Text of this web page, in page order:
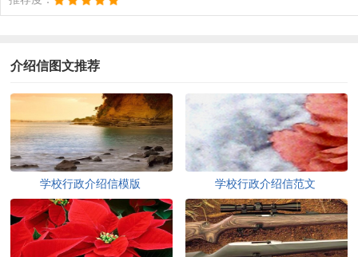
介绍信图文推荐
学校行政介绍信模版 学校行政介绍信范文